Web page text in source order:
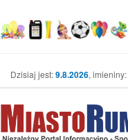
Dzisiaj jest:9.8.2026, imieniny: